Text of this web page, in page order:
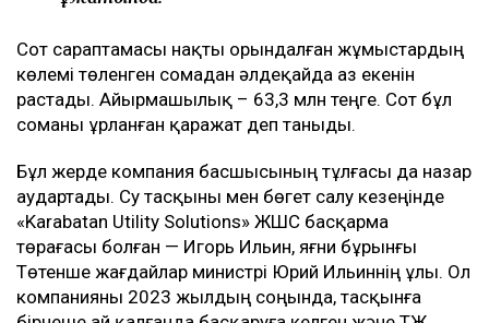
Сот сараптамасы нақты орындалған жұмыстардың
көлемі төленген сомадан әлдеқайда аз екенін
растады. Айырмашылық – 63,3 млн теңге. Сот бұл
соманы ұрланған қаражат деп таныды.
Бұл жерде компания басшысының тұлғасы да назар
аудартады. Су тасқыны мен бөгет салу кезеңінде
«Karabatan Utility Solutions» ЖШС басқарма
төрағасы болған — Игорь Ильин, яғни бұрынғы
Төтенше жағдайлар министрі Юрий Ильиннің ұлы. Ол
компанияны 2023 жылдың соңында, тасқынға